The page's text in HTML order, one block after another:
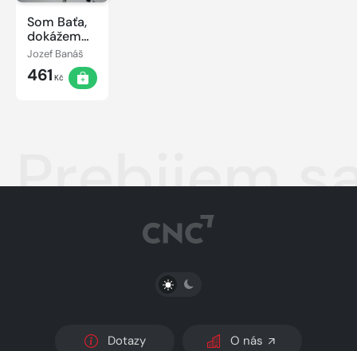
Som Baťa,
dokážem
to!
Jozef Banáš
461 Kč
Prebijem
PŘEPNOUT SVĚTLÝ/TMAVÝ REŽIM
Dotazy O nás